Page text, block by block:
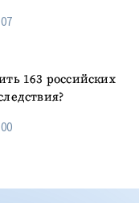
163 российских